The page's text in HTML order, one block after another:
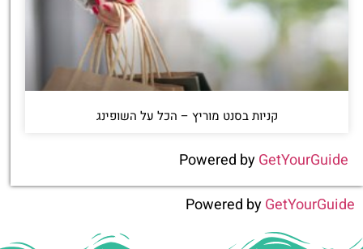
קניות בסנט מוריץ – הכל על השופינג
Powered byGetYourGuide
Powered byGetYourGuide